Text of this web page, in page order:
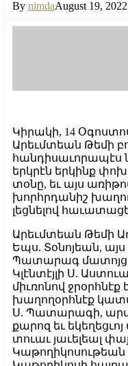
By nimdaAugust 19, 2022
Կիրակի, 14
Արեւմտեան Թեմի
հանդիսաւորապէս
երկրէն երկինք
տօնը, եւ այս
խորհրդանիշ
լեցնելով
Արեւմտեան Թեմի
Եպս. Տօնոյեան,
Պատարագ մատոյց
Կլէնտէյլի Ս.
միւռոնով
խաղողօրհնէք
Ս. Պատարագի,
քարոզ եւ
տուաւ յաւելեալ
Կաթողիկոսութեան